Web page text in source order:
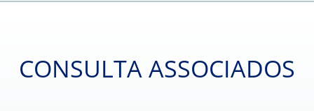
CONSULTA ASSOCIADOS